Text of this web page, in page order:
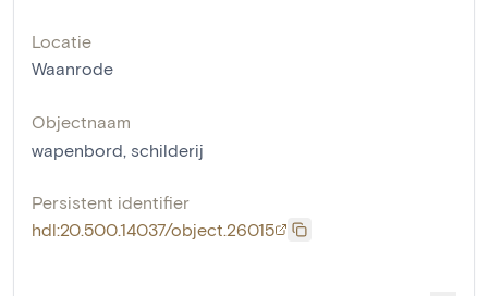
Locatie
Waanrode
Objectnaam
wapenbord, schilderij
Persistent identifier
hdl:20.500.14037/object.26015